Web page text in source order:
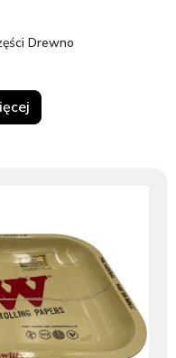
Drewno